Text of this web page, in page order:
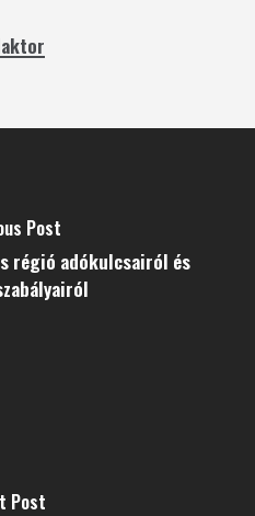
Post
régió adókulcsairól és
Post